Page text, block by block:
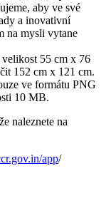
aby ve své
a inovativní
na mysli vytane
velikost 55 cm x 76
152 cm x 121 cm.
ve formátu PNG
10 MB.
naleznete na
app/